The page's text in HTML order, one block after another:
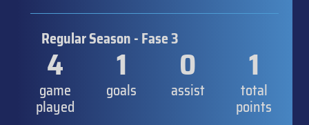
Regular Season - Fase 3
4
game
played
1
goals
0
assist
1
total
points